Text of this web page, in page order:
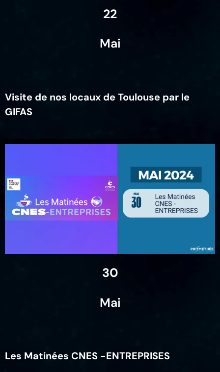
22
Mai
Visite de nos locaux de Toulouse par le
GIFAS
30
Mai
Les Matinées CNES -ENTREPRISES